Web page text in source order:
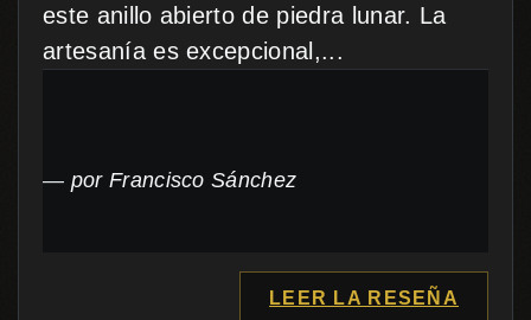
este anillo abierto de piedra lunar. La
artesanía es excepcional,...
por Francisco Sánchez
LEER LA RESEÑA